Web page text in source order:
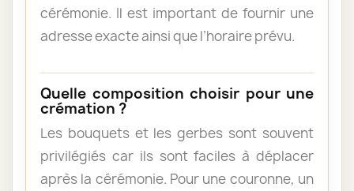
cérémonie. Il est important de fournir une
adresse exacte ainsi que l’horaire prévu.
Quelle composition choisir pour une
crémation ?
Les bouquets et les gerbes sont souvent
privilégiés car ils sont faciles à déplacer
après la cérémonie. Pour une couronne, un